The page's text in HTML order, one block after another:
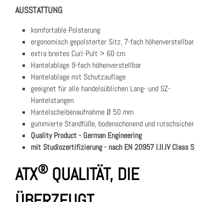
AUSSTATTUNG
komfortable Polsterung
ergonomisch gepolsterter Sitz, 7-fach höhenverstellbar
extra breites Curl-Pult > 60 cm
Hantelablage 9-fach höhenverstellbar
Hantelablage mit Schutzauflage
geeignet für alle handelsüblichen Lang- und SZ-
Hantelstangen
Hantelscheibenaufnahme Ø 50 mm
gummierte Standfüße, bodenschonend und rutschsicher
Quality Product - German Engineering
mit Studiozertifizierung - nach EN 20957 I.II.IV Class S
ATX® QUALITÄT, DIE